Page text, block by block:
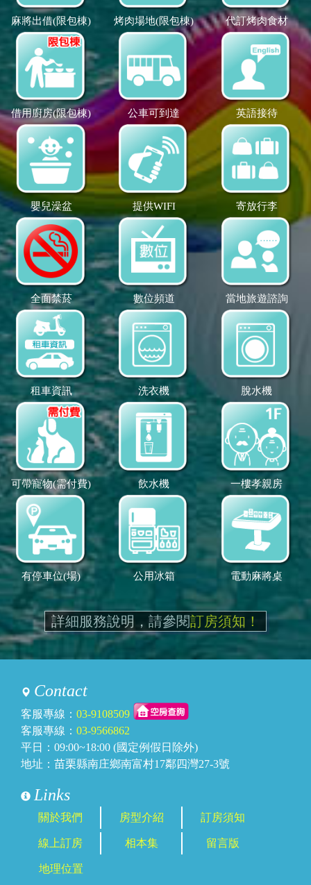
麻將出借(限包棟) 烤肉場地(限包棟) 代訂烤肉食材
借用廚房(限包棟) 公車可到達 英語接待
嬰兒澡盆 提供WIFI 寄放行李
全面禁菸 數位頻道 當地旅遊諮詢
租車資訊 洗衣機 脫水機
可帶寵物(需付費) 飲水機 一樓孝親房
有停車位(場) 公用冰箱 電動麻將桌
詳細服務說明，請參閱訂房須知！
Contact
客服專線： 03-9108509
客服專線： 03-9566862
平日：09:00~18:00 (國定例假日除外)
地址：苗栗縣南庄鄉南富村17鄰四灣27-3號
Links
關於我們 房型介紹 訂房須知
線上訂房 相本集 留言版
地理位置